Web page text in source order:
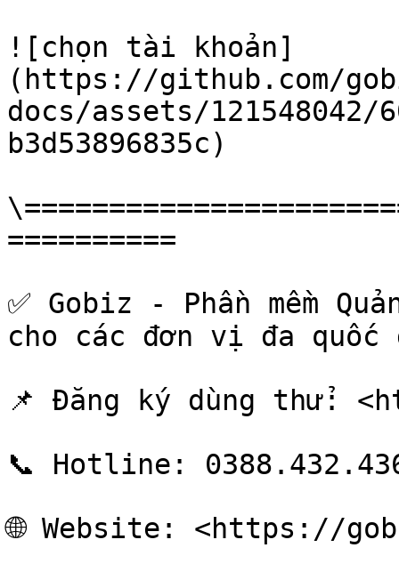
![chọn tài khoản]
(https://github.com/
docs/assets/121548042/
b3d53896835c)
==========
✅ Gobiz - Phần mềm
cho các đơn vị đa
📌 Đăng ký dùng thử:
📞 Hotline: